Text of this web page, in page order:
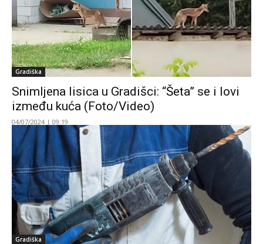
Gradiška
Snimljena lisica u Gradišci: “Šeta” se i lovi
između kuća (Foto/Video)
04/07/2024 | 09:19
Gradiška